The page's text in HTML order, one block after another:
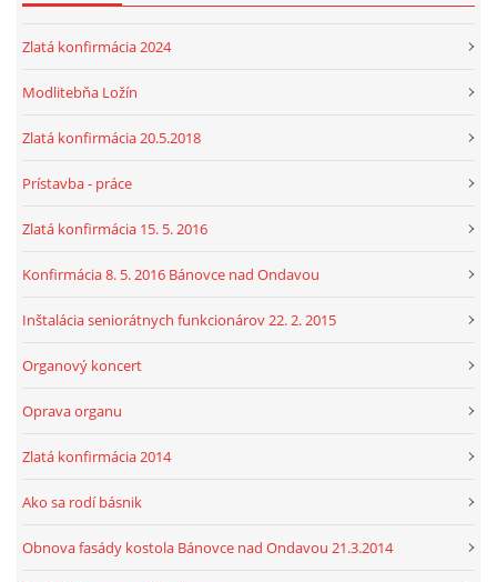
Zlatá konfirmácia 2024
Modlitebňa Ložín
Zlatá konfirmácia 20.5.2018
Prístavba - práce
Zlatá konfirmácia 15. 5. 2016
Konfirmácia 8. 5. 2016 Bánovce nad Ondavou
Inštalácia seniorátnych funkcionárov 22. 2. 2015
Organový koncert
Oprava organu
Zlatá konfirmácia 2014
Ako sa rodí básnik
Obnova fasády kostola Bánovce nad Ondavou 21.3.2014